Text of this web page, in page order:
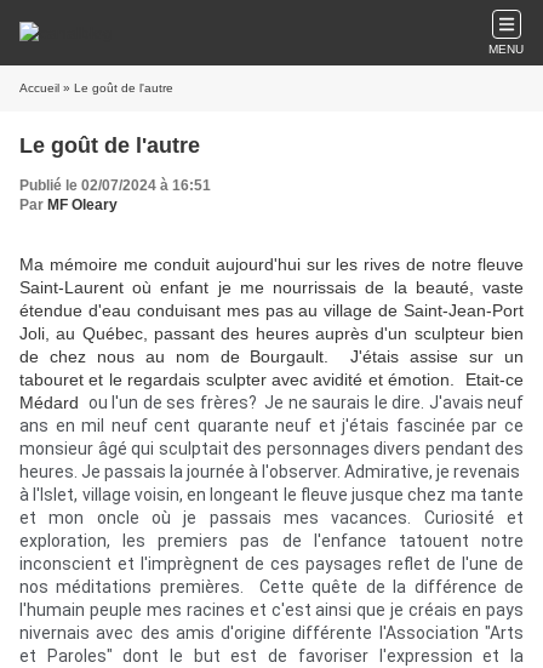
MENU
Accueil » Le goût de l'autre
Le goût de l'autre
Publié le 02/07/2024 à 16:51
Par MF Oleary
Ma mémoire me conduit aujourd'hui sur les rives de notre fleuve
Saint-Laurent où enfant je me nourrissais de la beauté, vaste
étendue d'eau conduisant mes pas au village de Saint-Jean-Port
Joli, au Québec, passant des heures auprès d'un sculpteur bien
de chez nous au nom de Bourgault. J'étais assise sur un
tabouret et le regardais sculpter avec avidité et émotion. Etait-ce
Médard ou l'un de ses frères? Je ne saurais le dire. J'avais neuf
ans en mil neuf cent quarante neuf et j'étais fascinée par ce
monsieur âgé qui sculptait des personnages divers pendant des
heures. Je passais la journée à l'observer. Admirative, je revenais
à l'Islet, village voisin, en longeant le fleuve jusque chez ma tante
et mon oncle où je passais mes vacances. Curiosité et
exploration, les premiers pas de l'enfance tatouent notre
inconscient et l'imprègnent de ces paysages reflet de l'une de
nos méditations premières. Cette quête de la différence de
l'humain peuple mes racines et c'est ainsi que je créais en pays
nivernais avec des amis d'origine différente l'Association "Arts
et Paroles" dont le but est de favoriser l'expression et la